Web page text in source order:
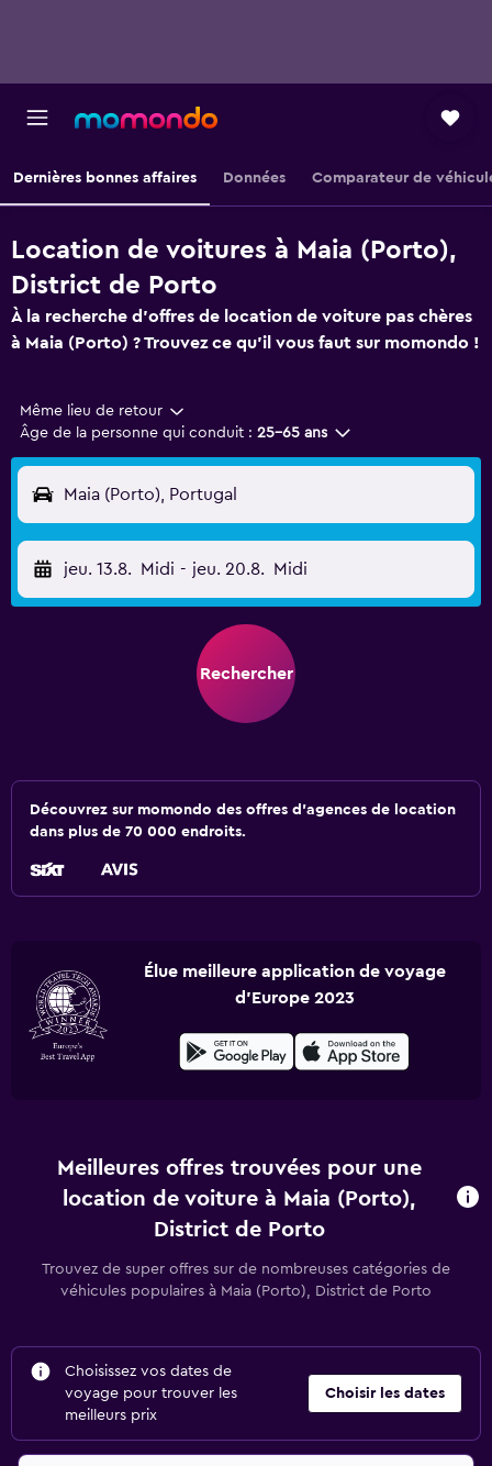
Dernières bonnes affaires Données Comparateur de
Location de voitures à Maia (Porto),
District de Porto
À la recherche d'offres de location de voiture pas chères
à Maia (Porto) ? Trouvez ce qu'il vous faut sur momondo !
Même lieu de retour
Âge de la personne qui conduit : 25-65 ans
Maia (Porto), Portugal
jeu. 13.8. Midi - jeu. 20.8. Midi
Rechercher
Découvrez sur momondo des offres d'agences de location
dans plus de 70 000 endroits.
Élue meilleure application de voyage
d'Europe 2023
Meilleures offres trouvées pour une
location de voiture à Maia (Porto),
District de Porto
Trouvez de super offres sur de nombreuses catégories de
véhicules populaires à Maia (Porto), District de Porto
Choisissez vos dates de
voyage pour trouver les
meilleurs prix
Choisir les dates